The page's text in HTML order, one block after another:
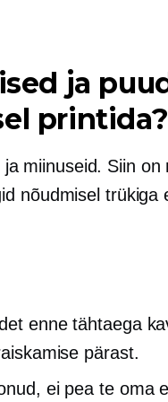
ja
printida?
miinuseid. Siin on
nõudmisel trükiga
enne tähtaega
pärast.
ei pea te oma